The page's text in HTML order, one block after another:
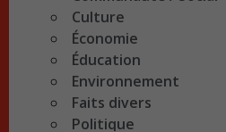
Culture
Économie
Éducation
Environnement
Faits divers
Politique